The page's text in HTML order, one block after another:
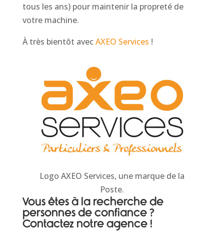
tous les ans) pour maintenir la propreté de
votre machine.
À très bientôt avecAXEO Services !
Logo AXEO Services, une marque de la
Poste.
Vous êtes à la recherche de
personnes de confiance?
Contactez notre agence !